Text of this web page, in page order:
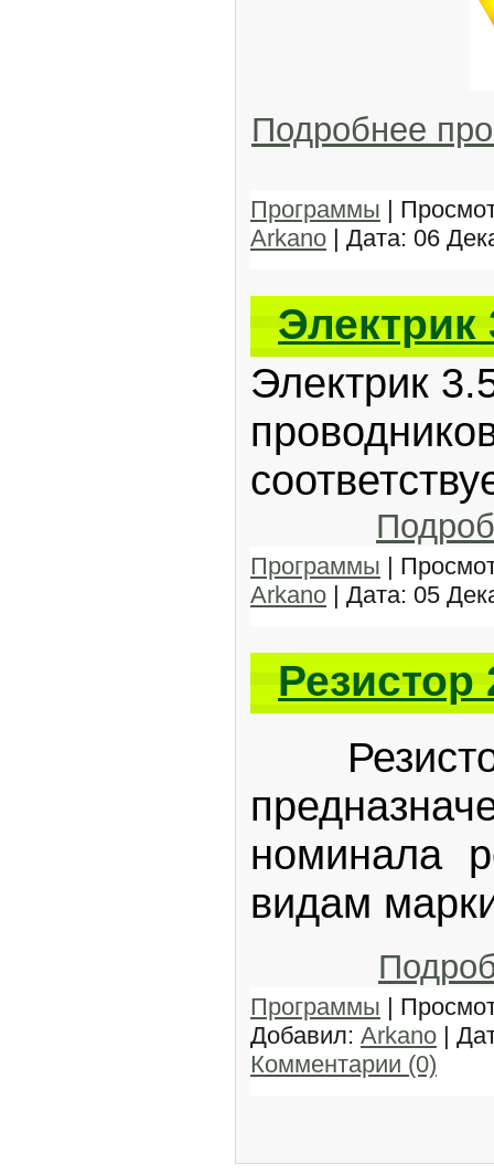
Подробнее
Программы |
Arkano | Дата: 06
Электрик
Электрик
Программы |
Arkano | Дата: 05
Резистор
номинала
видам
Программы |
Добавил: Arkano |
Комментарии (0)